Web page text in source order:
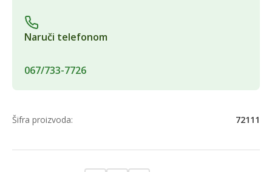
Naruči telefonom
067/733-7726
Šifra proizvoda: 72111